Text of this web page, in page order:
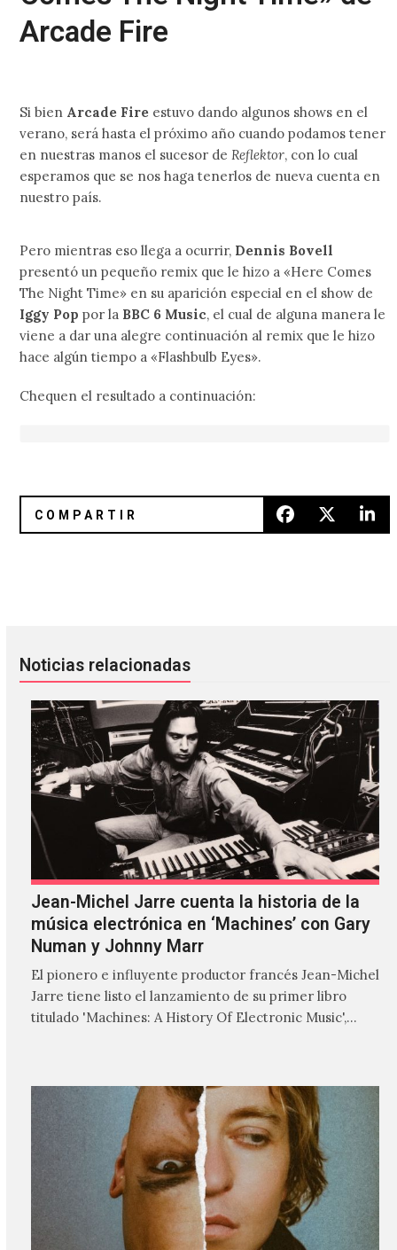
Arcade Fire
Si bien Arcade Fire estuvo dando algunos shows en el
verano, será hasta el próximo año cuando podamos tener
en nuestras manos el sucesor de Reflektor, con lo cual
esperamos que se nos haga tenerlos de nueva cuenta en
nuestro país.
Pero mientras eso llega a ocurrir, Dennis Bovell
presentó un pequeño remix que le hizo a «Here Comes
The Night Time» en su aparición especial en el show de
Iggy Pop por la BBC 6 Music, el cual de alguna manera le
viene a dar una alegre continuación al remix que le hizo
hace algún tiempo a «Flashbulb Eyes».
Chequen el resultado a continuación:
Noticias relacionadas
Jean-Michel Jarre cuenta la historia de la
música electrónica en ‘Machines’ con Gary
Numan y Johnny Marr
El pionero e influyente productor francés Jean-Michel
Jarre tiene listo el lanzamiento de su primer libro
titulado 'Machines: A History Of Electronic Music',